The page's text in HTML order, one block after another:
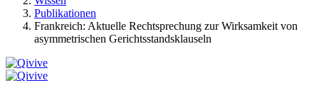
Publikationen
Frankreich: Aktuelle Rechtsprechung zur Wirksamkeit von
asymmetrischen Gerichtsstandsklauseln